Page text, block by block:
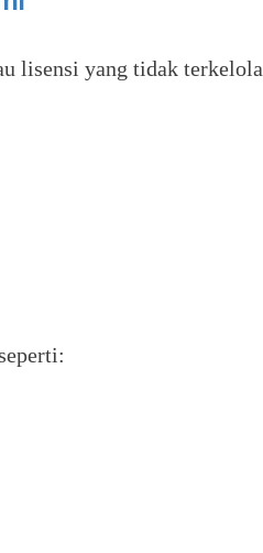
lisensi yang tidak